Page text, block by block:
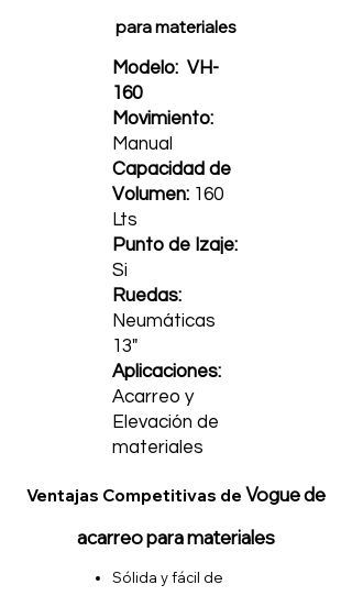
para materiales
Modelo: VH-
160
Movimiento:
Manual
Capacidad de
Volumen: 160
Lts
Punto de Izaje:
Si
Ruedas:
Neumáticas
13"
Aplicaciones:
Acarreo y
Elevación de
materiales
Ventajas Competitivas de Vogue de
acarreo para materiales
Sólida y fácil de